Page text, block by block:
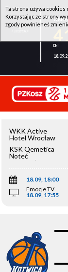
WKK
WKK Active
Hotel Wrocław
KSK Qemetica
Noteć
Inowrocław
18.09, 18:00
Emocje TV
18.09, 17:55
Ta strona używa cookies
Korzystając ze strony
zgody powinieneś